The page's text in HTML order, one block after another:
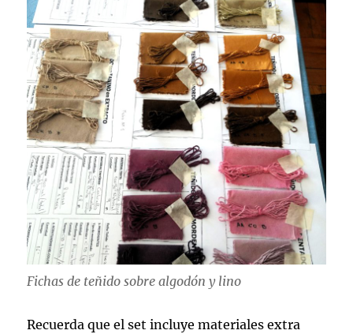
Fichas de teñido sobre algodón y lino
Recuerda que el set incluye materiales extra